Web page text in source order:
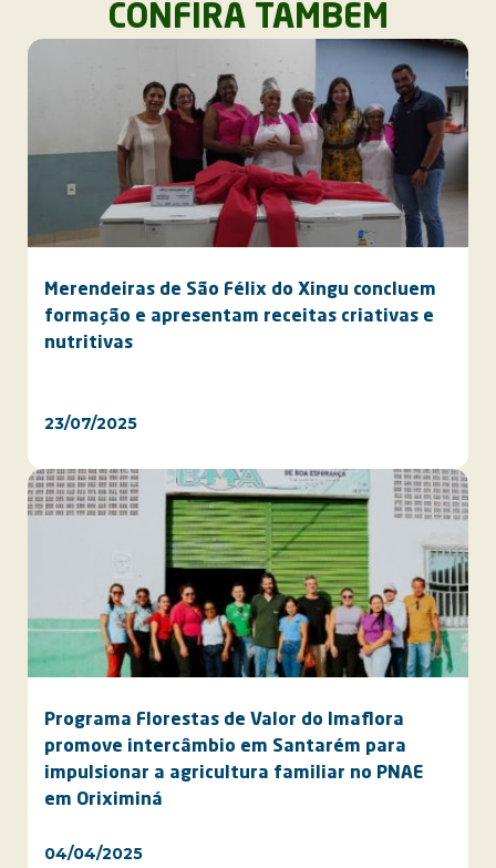
CONFIRA TAMBÉM
Merendeiras de São Félix do Xingu concluem
formação e apresentam receitas criativas e
nutritivas
23/07/2025
Programa Florestas de Valor do Imaflora
promove intercâmbio em Santarém para
impulsionar a agricultura familiar no PNAE
em Oriximiná
04/04/2025